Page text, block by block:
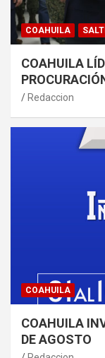
COAHUILA
COAHUILA
Redaccion
COAHUILA
COAHUILA
DE AGOSTO